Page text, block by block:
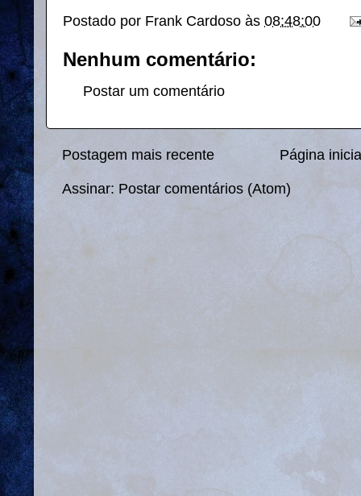
Postado por Frank Cardoso às 08:48:00
Nenhum comentário:
Postar um comentário
Postagem mais recente Página
Assinar: Postar comentários (Atom)